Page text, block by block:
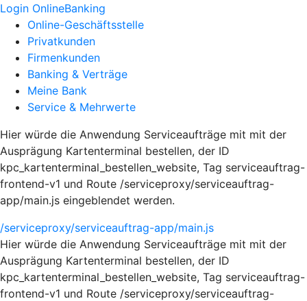
Login OnlineBanking
Online-Geschäftsstelle
Privatkunden
Firmenkunden
Banking & Verträge
Meine Bank
Service & Mehrwerte
Hier würde die Anwendung Serviceaufträge mit mit der
Ausprägung Kartenterminal bestellen, der ID
kpc_kartenterminal_bestellen_website, Tag serviceauftrag-
frontend-v1 und Route /serviceproxy/serviceauftrag-
app/main.js eingeblendet werden.
/serviceproxy/serviceauftrag-app/main.js
Hier würde die Anwendung Serviceaufträge mit mit der
Ausprägung Kartenterminal bestellen, der ID
kpc_kartenterminal_bestellen_website, Tag serviceauftrag-
frontend-v1 und Route /serviceproxy/serviceauftrag-